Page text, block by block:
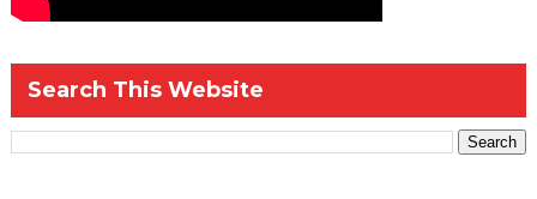
Search This Website